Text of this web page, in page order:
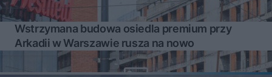
Wstrzymana budowa osiedla premium przy
Arkadii w Warszawie rusza na nowo